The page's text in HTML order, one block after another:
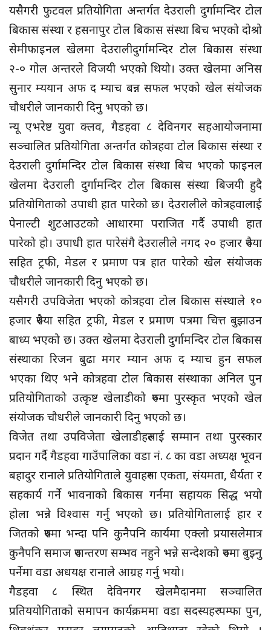
यसैगरी फुटवल प्रतियोगिता अन्तर्गत देउराली दुर्गामन्दिर टोल
बिकास संस्था र हसनापुर टोल बिकास संस्था बिच भएको दोश्रो
सेमीफाइनल खेलमा देउरालीदुर्गामन्दिर टोल बिकास संस्था
२-० गोल अन्तरले विजयी भएको थियो। उक्त खेलमा अनिस
सुनार म्ययान अफ द म्याच बन्न सफल भएको खेल संयोजक
चौधरीले जानकारी दिनु भएको छ।
न्यू एभरेष्ट युवा क्लव, गैडहवा ८ देविनगर सहआयोजनामा
सञ्चालित प्रतियोगिता अन्तर्गत कोत्रहवा टोल बिकास संस्था र
देउराली दुर्गामन्दिर टोल बिकास संस्था बिच भएको फाइनल
खेलमा देउराली दुर्गामन्दिर टोल बिकास संस्था बिजयी हुदै
प्रतियोगिताको उपाधी हात पारेको छ। देउरालीले कोत्रहवालाई
पेनाल्टी शुटआउटको आधारमा पराजित गर्दै उपाधी हात
पारेको हो। उपाधी हात पारेसंगै देउरालीले नगद २० हजार रुपैया
सहित ट्रफी, मेडल र प्रमाण पत्र हात पारेको खेल संयोजक
चौधरीले जानकारी दिनु भएको छ।
यसैगरी उपविजेता भएको कोत्रहवा टोल बिकास संस्थाले १०
हजार रुपैया सहित ट्रफी, मेडल र प्रमाण पत्रमा चित्त बुझाउन
बाध्य भएको छ। उक्त खेलमा देउराली दुर्गामन्दिर टोल बिकास
संस्थाका रिजन बुढा मगर म्यान अफ द म्याच हुन सफल
भएका थिए भने कोत्रहवा टोल बिकास संस्थाका अनिल पुन
प्रतियोगिताको उत्कृष्ट खेलाडीको रुपमा पुरस्कृत भएको खेल
संयोजक चौधरीले जानकारी दिनु भएको छ।
विजेत तथा उपविजेता खेलाडीहरुलाई सम्मान तथा पुरस्कार
प्रदान गर्दै गैडहवा गाउँपालिका वडा नं. ८ का वडा अध्यक्ष भूवन
बहादुर रानाले प्रतियोगिताले युवाहरुमा एकता, संयमता, धैर्यता र
सहकार्य गर्ने भावनाको बिकास गर्नमा सहायक सिद्ध भयो
होला भन्ने विश्वास गर्नु भएको छ। प्रतियोगितालाई हार र
जितको रुपमा भन्दा पनि कुनैपनि कार्यमा एक्लो प्रयासलेमात्र
कुनैपनि समाज रुपान्तरण सम्भव नहुने भन्ने सन्देशको रुपमा बुझ्नु
पर्नेमा वडा अधयक्ष रानाले आग्रह गर्नु भयो।
गैडहवा ८ स्थित देविनगर खेलमैदानमा सञ्चालित
प्रतिययोगिताको समापन कार्यक्रममा वडा सदस्यहरु पम्फा पुन,